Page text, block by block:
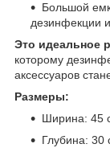
Большой
дезинфекции
Это идеальное
которому
аксессуаров
Размеры:
Ширина: 45
Глубина: 30